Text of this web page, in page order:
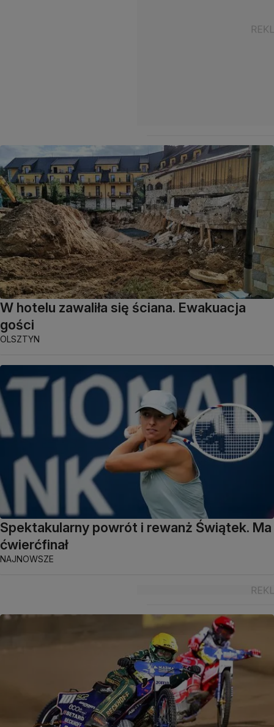
W hotelu zawaliła się ściana. Ewakuacja
gości
OLSZTYN
Spektakularny powrót i rewanż Świątek. Ma
ćwierćfinał
NAJNOWSZE